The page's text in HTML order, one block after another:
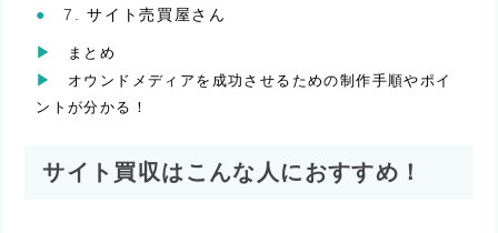
サイト売買屋さん
まとめ
オウンドメディアを成功させるための制作手順やポイ
ントが分かる！
サイト買収はこんな人におすすめ！